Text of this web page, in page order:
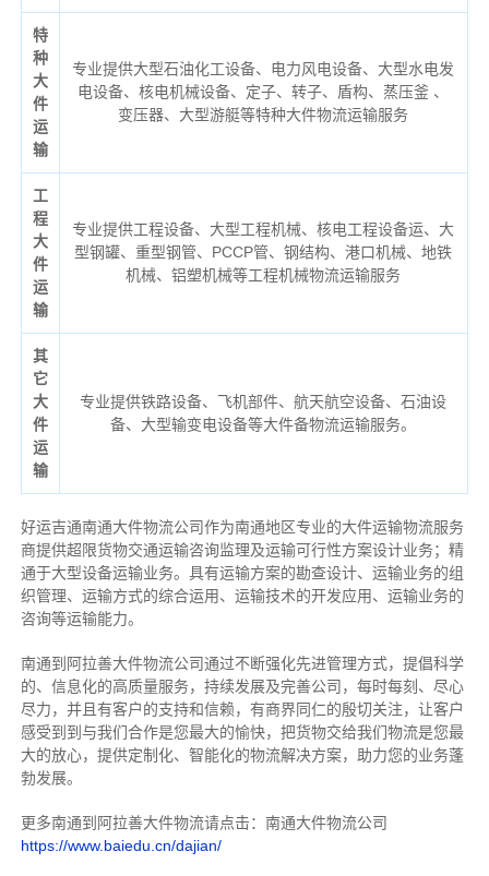
特
种
大
件
运
输
专业提供大型石油化工设备、电力风电设备、大型水电发
电设备、核电机械设备、定子、转子、盾构、蒸压釜 、
变压器、大型游艇等特种大件物流运输服务
工
程
大
件
运
输
专业提供工程设备、大型工程机械、核电工程设备运、大
型钢罐、重型钢管、PCCP管、钢结构、港口机械、地铁
机械、铝塑机械等工程机械物流运输服务
其
它
大
件
运
输
专业提供铁路设备、飞机部件、航天航空设备、石油设
备、大型输变电设备等大件备物流运输服务。
好运吉通南通大件物流公司作为南通地区专业的大件运输物流服务
商提供超限货物交通运输咨询监理及运输可行性方案设计业务；精
通于大型设备运输业务。具有运输方案的勘查设计、运输业务的组
织管理、运输方式的综合运用、运输技术的开发应用、运输业务的
咨询等运输能力。
南通到阿拉善大件物流公司通过不断强化先进管理方式，提倡科学
的、信息化的高质量服务，持续发展及完善公司，每时每刻、尽心
尽力， 并且有客户的支持和信赖，有商界同仁的殷切关注， 让客户
感受到到与我们合作是您最大的愉快，把货物交给我们物流是您最
大的放心， 提供定制化、智能化的物流解决方案，助力您的业务蓬
勃发展。
更多南通到阿拉善大件物流请点击：南通大件物流公司
https://www.baiedu.cn/dajian/